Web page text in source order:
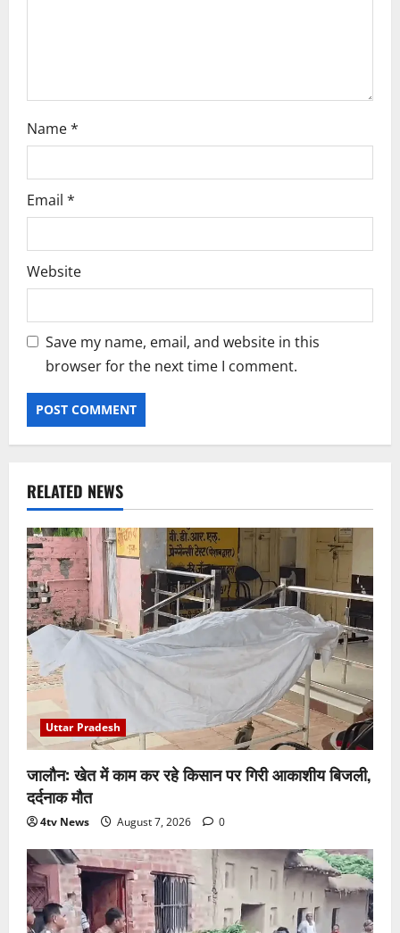
Name*
Email *
Website
Save my name, email, and website in this
browser for the next time I comment.
RELATED NEWS
Uttar Pradesh
जालौन: खेत में काम कर रहे किसान पर गिरी आकाशीय बिजली,
दर्दनाक मौत
4tv News August 7, 2026 0